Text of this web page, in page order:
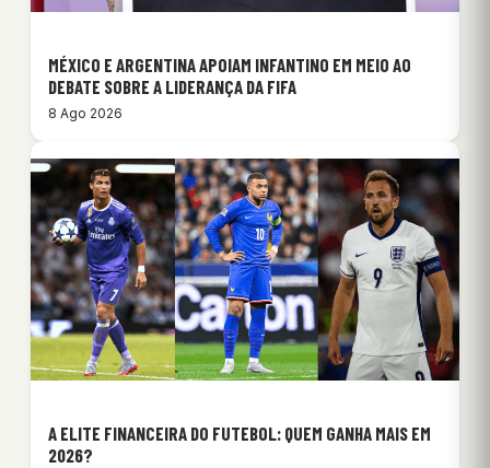
MÉXICO E ARGENTINA APOIAM INFANTINO EM MEIO AO
DEBATE SOBRE A LIDERANÇA DA FIFA
8 Ago 2026
A ELITE FINANCEIRA DO FUTEBOL: QUEM GANHA MAIS EM
2026?